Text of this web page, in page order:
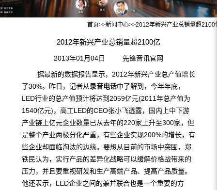
首页>>新闻中心>>2012年新兴产业总销量超2100
2012年新兴产业总销量超2100亿
2013年01月04日 先锋音讯官网
据最新的数据报告显示，2012年新兴产业总产值增长
了30%。昨日，记者从录音电话中了解到，今年年底，
LED行业的总产值预计将达到2059亿元(2011年总产值为
1540亿元)，高工LED的CEO张小飞透露，国内上中下游
产业链上亿元企业数量已从去年的220家上升至300家，但
是整个产业两极分化严重，有些企业实现200%的增长，有
些企业却面临淘汰的边缘。要想从目前的市场中突围，郑
铁民认为，实行产品的差异化战略可以缓解价格战带来的
压力，并且要重视研发和生产高端产品、提高产品质量。
他还表示，LED企业之间的兼并联合也是一个重要的方